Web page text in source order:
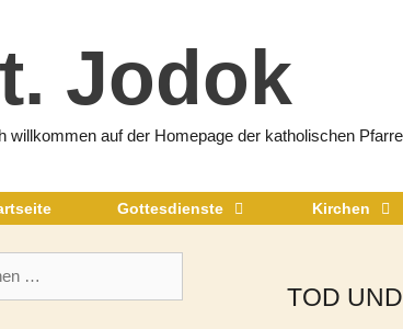
Jodok
willkommen auf der Homepage der katholischen
Gottesdienste Kirchen
TOD